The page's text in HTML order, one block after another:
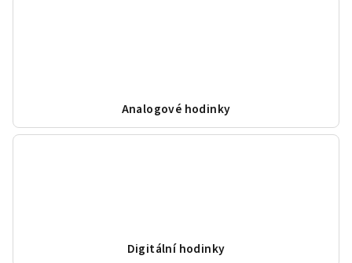
Analogové hodinky
Digitální hodinky